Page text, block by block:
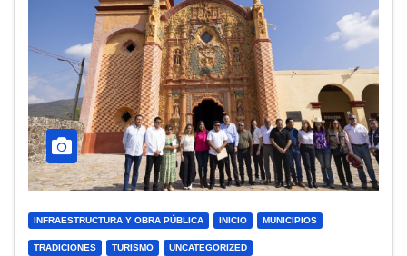
INFRAESTRUCTURA Y OBRA PÚBLICA INICIO MUNICIPIOS
TRADICIONES TURISMO UNCATEGORIZED